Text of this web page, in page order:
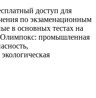
доступ для
по экзаменационным
в основных тестах на
Олимпокс: промышленная